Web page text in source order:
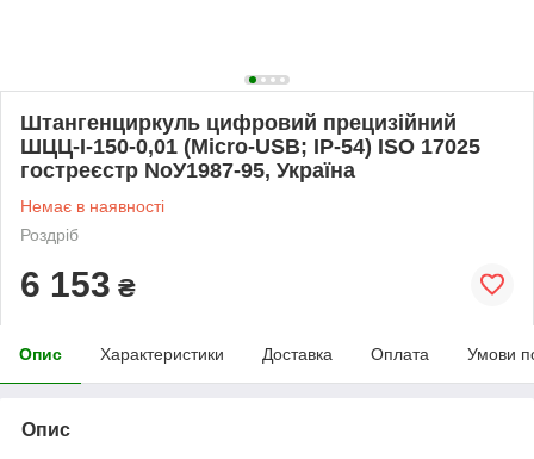
Штангенциркуль цифровий прецизійний
ШЦЦ-I-150-0,01 (Micro-USB; IP-54) ISO 17025
гостреєстр NoУ1987-95, Україна
Немає в наявності
Роздріб
6 153 ₴
Опис Характеристики Доставка Оплата Умови
Опис